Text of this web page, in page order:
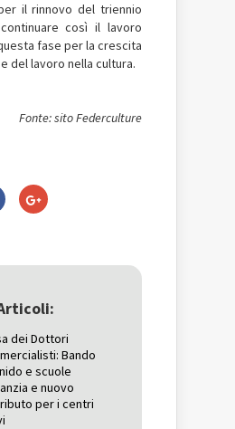
il rinnovo del triennio
così il lavoro
fase per la crescita
del lavoro nella cultura.
Fonte: sito Federculture
Fai
clic
nuova
finestra)
Fai
clic
una
nuova
dei Dottori
Bando
e scuole
e nuovo
per i centri